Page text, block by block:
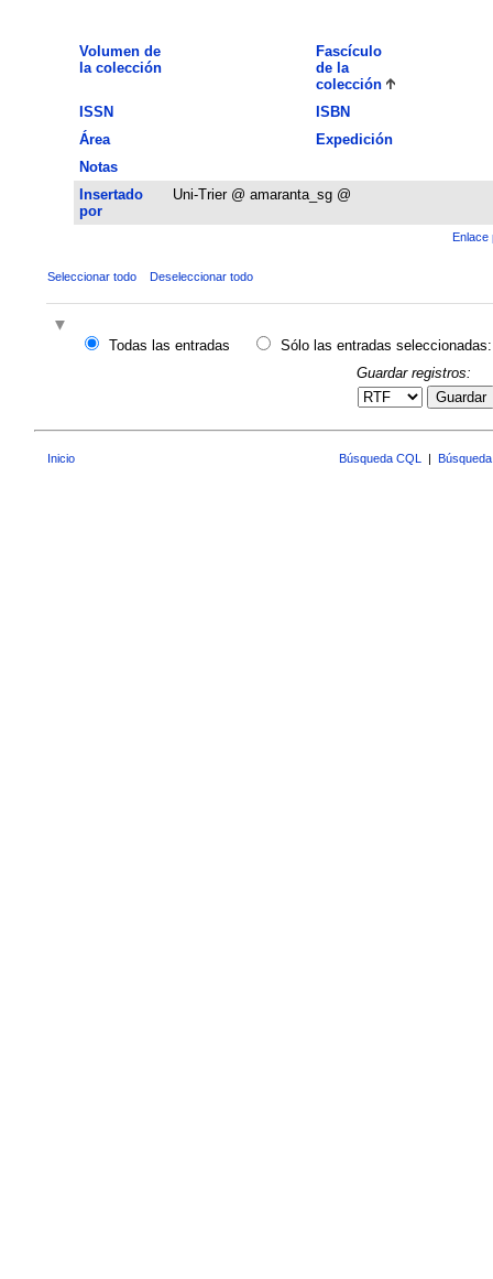
Volumen de
la colección
Fascículo
de la
colección
ISSN
ISBN
Área
Expedición
Notas
Insertado
por
Uni-Trier @ amaranta_sg @
Enlace
Seleccionar todo Deseleccionar todo
Todas las entradas
Sólo las entradas seleccionadas:
Guardar registros:
Guardar
Inicio Búsqueda CQL